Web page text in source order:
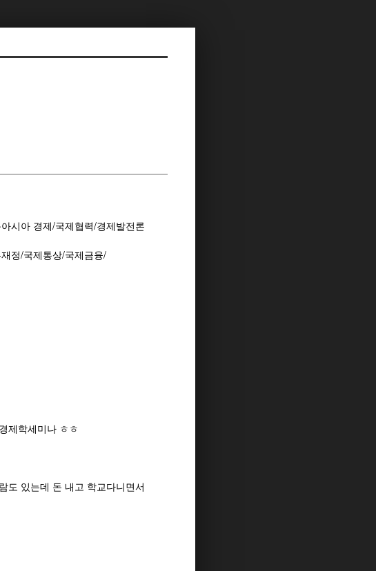
시아 경제/국제협력/경제발전론
정/국제통상/국제금융/
제학세미나 ㅎㅎ
도 있는데 돈 내고 학교다니면서